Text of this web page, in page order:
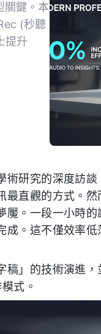
關鍵。本
(秒聽
提升
術研究的深度訪
最直觀的方式。
魘。一段一小時
成。這不僅效率
稿」的技術演進
式。